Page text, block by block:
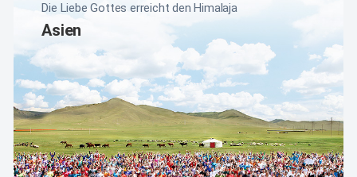
Die Liebe Gottes erreicht den Himalaja
Asien